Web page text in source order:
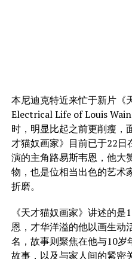
本尼迪克特近来忙于新片《
Electrical Life of Louis
时，明显比起之前更削瘦，
才猫奴画家》目前已于22日
演的主角路易斯韦恩，他大
物，也是位相当出色的艺术
折磨。
《天才猫奴画家》讲述的
恩，才华洋溢的他以画生动
名，故事则聚焦在他与10岁
故事，以及与家人间的紧密